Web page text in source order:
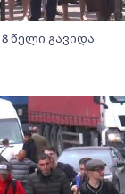
წელი გავიდა